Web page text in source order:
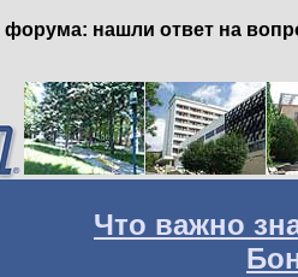
нашли ответ на
Что важно